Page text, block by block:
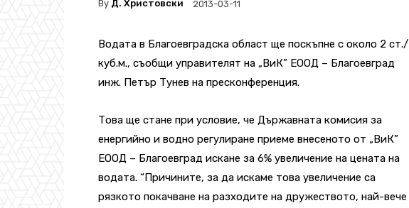
By Д. Христовски 2013-03-11
Водата в Благоевградска област ще поскъпне с около 2 ст./
куб.м., съобщи управителят на „ВиК” ЕООД – Благоевград
инж. Петър Тунев на пресконференция.
Това ще стане при условие, чe Държавната комисия за
енергийно и водно регулиране приеме внесеното от „ВиК”
ЕООД – Благоевград искане за 6% увеличение на цената на
водата. “Причините, за да искаме това увеличение са
рязкото покачване на разходите на дружеството, най-вече